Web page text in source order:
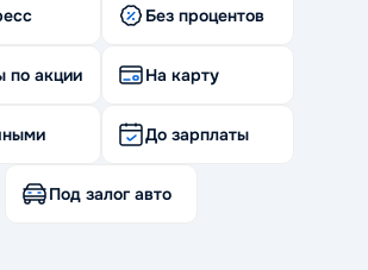
Без процентов
по акции На карту
До зарплаты
Под залог авто